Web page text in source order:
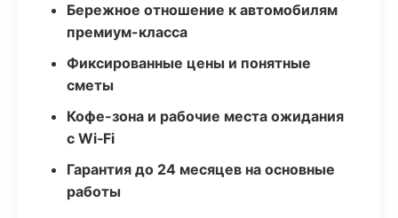
Бережное отношение к автомобилям
премиум-класса
Фиксированные цены и понятные
сметы
Кофе-зона и рабочие места ожидания
с Wi‑Fi
Гарантия до 24 месяцев на основные
работы